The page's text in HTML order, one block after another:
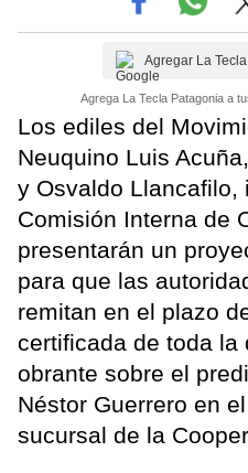
Agregar La
Agrega La Tecla Patagonia a
Los ediles del
Neuquino Luis
y Osvaldo Llancafilo,
Comisión Interna de
presentarán un
para que las
remitan en el plazo
certificada de toda la
obrante sobre el
Néstor Guerrero en
sucursal de la